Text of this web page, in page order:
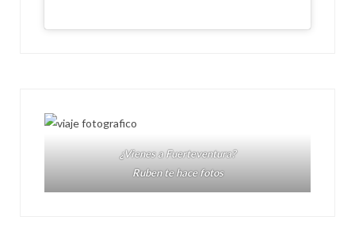
¿Vienes a Fuerteventura?
Ruben te hace fotos